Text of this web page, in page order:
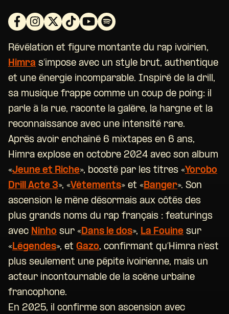
Révélation et figure montante du rap ivoirien,
Himra s’impose avec un style brut, authentique
et une énergie incomparable. Inspiré de la drill,
sa musique frappe comme un coup de poing: il
parle à la rue, raconte la galère, la hargne et la
reconnaissance avec une intensité rare.
Après avoir enchaîné 6 mixtapes en 6 ans,
Himra explose en octobre 2024 avec son album
«Jeune et Riche», boosté par les titres «Yorobo
Drill Acte 3», «Vêtements» et «Banger». Son
ascension le mène désormais aux côtés des
plus grands noms du rap français : featurings
avec Ninho sur «Dans le dos», La Fouine sur
«Légendes», et Gazo, confirmant qu’Himra n’est
plus seulement une pépite ivoirienne, mais un
acteur incontournable de la scène urbaine
francophone.
En 2025, il confirme son ascension avec